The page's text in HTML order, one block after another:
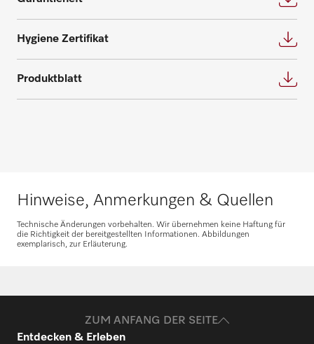
Ersatzteile anfragen
Hygiene Zertifikat
Produktblatt
Hinweise, Anmerkungen & Quellen
Technische Änderungen vorbehalten. Wir übernehmen keine Haftung für
die Richtigkeit der bereitgestellten Informationen. Abbildungen
exemplarisch, zur Erläuterung.
ZUM ANFANG DER SEITE
Entdecken & Erleben